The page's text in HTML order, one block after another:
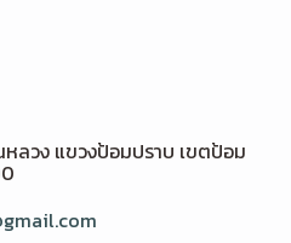
หลวง แขวงป้อมปราบ เขตป้อม